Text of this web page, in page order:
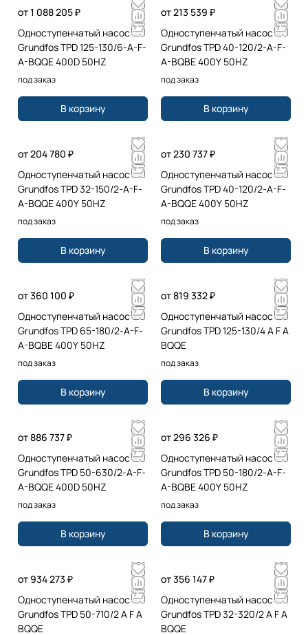
от 1 088 205 ₽
Одноступенчатый насос
Grundfos TPD 125-130/6-A-F-
A-BQQE 400D 50HZ
под заказ
В корзину
от 213 539 ₽
Одноступенчатый насос
Grundfos TPD 40-120/2-A-F-
A-BQBE 400Y 50HZ
под заказ
В корзину
от 204 780 ₽
Одноступенчатый насос
Grundfos TPD 32-150/2-A-F-
A-BQQE 400Y 50HZ
под заказ
В корзину
от 230 737 ₽
Одноступенчатый насос
Grundfos TPD 40-120/2-A-F-
A-BQQE 400Y 50HZ
под заказ
В корзину
от 360 100 ₽
Одноступенчатый насос
Grundfos TPD 65-180/2-A-F-
A-BQBE 400Y 50HZ
под заказ
В корзину
от 819 332 ₽
Одноступенчатый насос
Grundfos TPD 125-130/4 A F A
BQQE
под заказ
В корзину
от 886 737 ₽
Одноступенчатый насос
Grundfos TPD 50-630/2-A-F-
A-BQQE 400D 50HZ
под заказ
В корзину
от 296 326 ₽
Одноступенчатый насос
Grundfos TPD 50-180/2-A-F-
A-BQBE 400Y 50HZ
под заказ
В корзину
от 934 273 ₽
Одноступенчатый насос
Grundfos TPD 50-710/2 A F A
BQQE
от 356 147 ₽
Одноступенчатый насос
Grundfos TPD 32-320/2 A F A
BQQE